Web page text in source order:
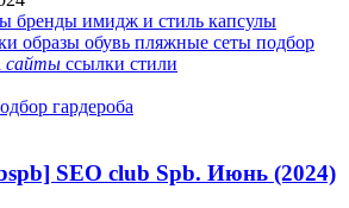
бренды имидж и стиль капсулы
образы обувь пляжные сеты подбор
сайты ссылки стили
гардероба
SEO club Spb. Июнь (2024)